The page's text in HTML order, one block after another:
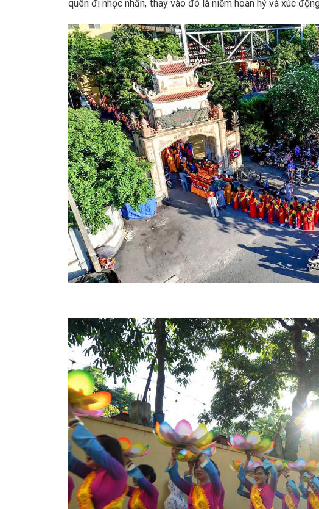
quên đi nhọc nhằn, thay vào đó là niềm hoan hỷ và xúc